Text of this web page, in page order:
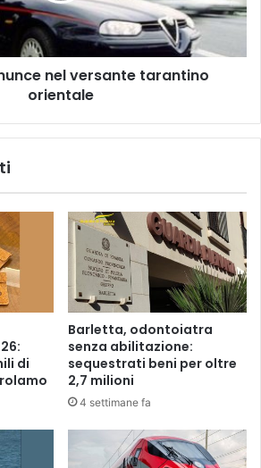
nel versante tarantino
orientale
di
Barletta, odontoiatra
senza abilitazione:
sequestrati beni per oltre
2,7 milioni
4 settimane fa